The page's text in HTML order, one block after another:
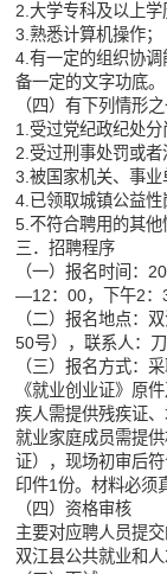
2.大学专科及以上学
3.熟悉计算机操作；
4.有一定的组织协
备一定的文字功底。
（四）有下列情形
1.受过党纪政纪处分
2.受过刑事处罚或者
3.被国家机关、事业
4.已领取城镇公益性
5.不符合聘用的其他
三．招聘程序
（一）报名时间：
—12：00，下午2：
（二）报名地点：
50号），联系人：
（三）报名方式：
《就业创业证》原
疾人需提供残疾证
就业家庭成员需提
证），现场初审后
印件1份。材料必须
（四）资格审核
主要对应聘人员提
双江县公共就业和人